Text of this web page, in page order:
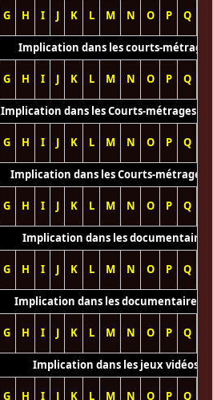
G H I J K L M N O P Q
Implication dans les courts-métrages
G H I J K L M N O P Q
Implication dans les Courts-métrages
G H I J K L M N O P Q
Implication dans les Courts-métrages
G H I J K L M N O P Q
Implication dans les documentaires
G H I J K L M N O P Q
Implication dans les documentaires
G H I J K L M N O P Q
Implication dans les jeux vidéos
G H I J K L M N O P Q